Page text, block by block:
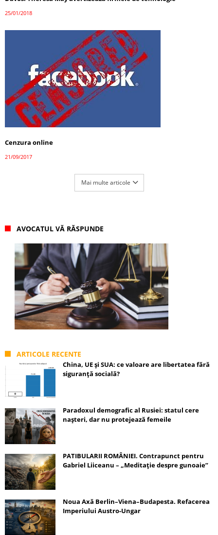
25/01/2018
Cenzura online
21/09/2017
Mai multe articole
AVOCATUL VĂ RĂSPUNDE
ARTICOLE RECENTE
China, UE și SUA: ce valoare are libertatea fără
siguranță socială?
Paradoxul demografic al Rusiei: statul cere
nașteri, dar nu protejează femeile
PATIBULARII ROMÂNIEI. Contrapunct pentru
Gabriel Liiceanu – „Meditație despre gunoaie”
Noua Axă Berlin–Viena–Budapesta. Refacerea
Imperiului Austro-Ungar